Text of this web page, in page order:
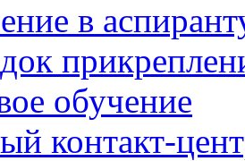
в
обучение
контакт-